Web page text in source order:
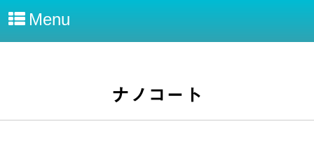
Menu
ナノコート